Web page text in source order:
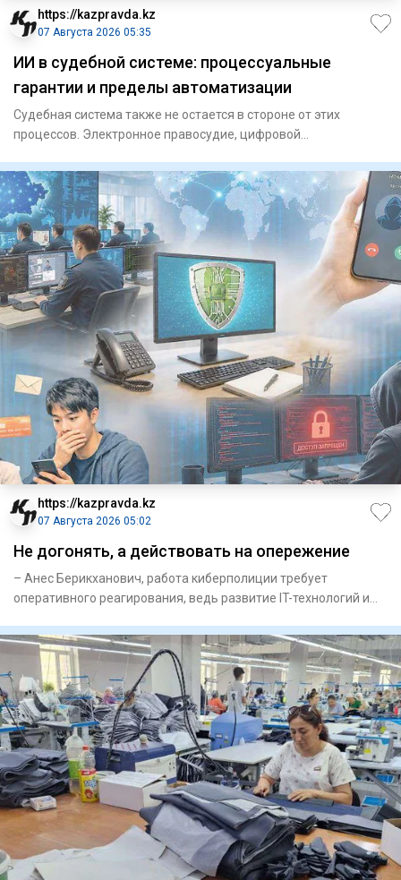
https://kazpravda.kz
07 Августа 2026 05:35
ИИ в судебной системе: процессуальные
гарантии и пределы автоматизации
Судебная система также не остается в стороне от этих
процессов. Электронное правосудие, цифровой
https://kazpravda.kz
07 Августа 2026 05:02
Не догонять, а действовать на опережение
– Анес Берикханович, работа кибер­полиции требует
оперативного реагирования, ведь развитие IT-технологий и